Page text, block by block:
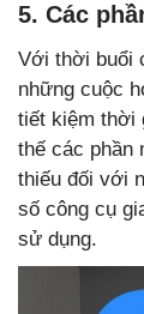
5. Các
Với thời buổi
những cuộc
tiết kiệm thời
thế các phần
thiếu đối với
số công cụ
sử dụng.